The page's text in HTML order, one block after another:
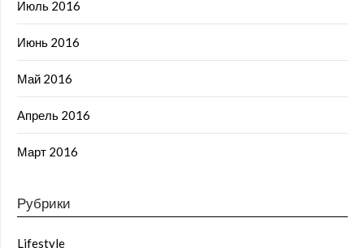
Июль 2016
Июнь 2016
Май 2016
Апрель 2016
Март 2016
Рубрики
Lifestyle